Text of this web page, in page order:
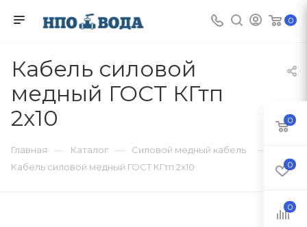
0
Кабель силовой
медный ГОСТ КГтп
2x10
Главная — Каталог — Силовой медный кабель —
Кабель силовой медный ГОСТ КГтп 2x10
0
0
0